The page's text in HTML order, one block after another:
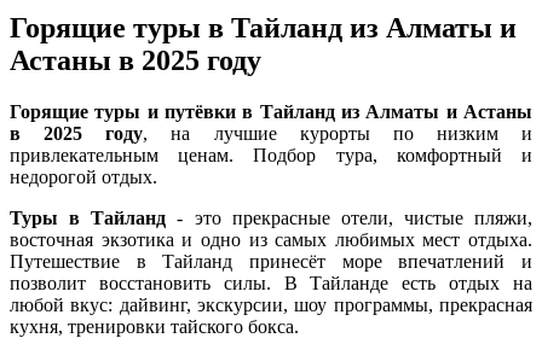
Горящие туры в Тайланд из Алматы и
Астаны в 2025 году
Горящие туры и путёвки в Тайланд из Алматы и Астаны
в 2025 году, на лучшие курорты по низким и
привлекательным ценам. Подбор тура, комфортный и
недорогой отдых.
Туры в Тайланд - это прекрасные отели, чистые пляжи,
восточная экзотика и одно из самых любимых мест отдыха.
Путешествие в Тайланд принесёт море впечатлений и
позволит восстановить силы. В Тайланде есть отдых на
любой вкус: дайвинг, экскурсии, шоу программы, прекрасная
кухня, тренировки тайского бокса.